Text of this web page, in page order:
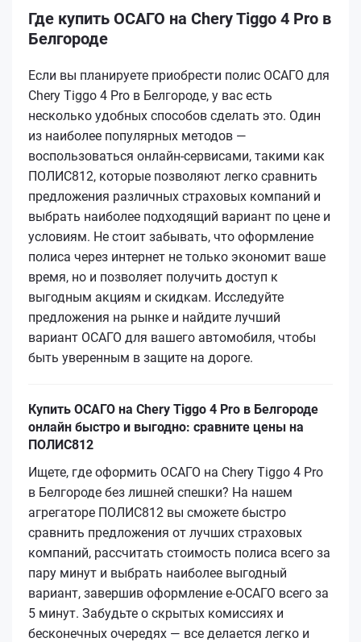
Где купить ОСАГО на Chery Tiggo 4 Pro в
Белгороде
Если вы планируете приобрести полис ОСАГО для
Chery Tiggo 4 Pro в Белгороде, у вас есть
несколько удобных способов сделать это. Один
из наиболее популярных методов —
воспользоваться онлайн-сервисами, такими как
ПОЛИС812, которые позволяют легко сравнить
предложения различных страховых компаний и
выбрать наиболее подходящий вариант по цене и
условиям. Не стоит забывать, что оформление
полиса через интернет не только экономит ваше
время, но и позволяет получить доступ к
выгодным акциям и скидкам. Исследуйте
предложения на рынке и найдите лучший
вариант ОСАГО для вашего автомобиля, чтобы
быть уверенным в защите на дороге.
Купить ОСАГО на Chery Tiggo 4 Pro в Белгороде
онлайн быстро и выгодно: сравните цены на
ПОЛИС812
Ищете, где оформить ОСАГО на Chery Tiggo 4 Pro
в Белгороде без лишней спешки? На нашем
агрегаторе ПОЛИС812 вы сможете быстро
сравнить предложения от лучших страховых
компаний, рассчитать стоимость полиса всего за
пару минут и выбрать наиболее выгодный
вариант, завершив оформление е‑ОСАГО всего за
5 минут. Забудьте о скрытых комиссиях и
бесконечных очередях — все делается легко и